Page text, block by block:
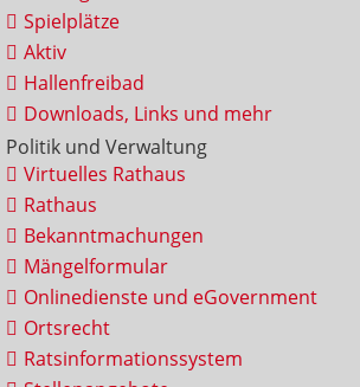
Spielplätze
Aktiv
Hallenfreibad
Downloads, Links und mehr
Politik und Verwaltung
Virtuelles Rathaus
Rathaus
Bekanntmachungen
Mängelformular
Onlinedienste und eGovernment
Ortsrecht
Ratsinformationssystem